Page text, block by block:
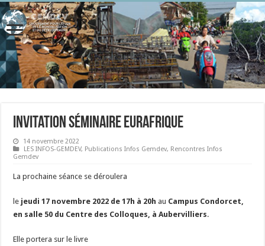
Invitation séminaire Eurafrique
14 novembre 2022
LES INFOS-GEMDEV, Publications Infos Gemdev, Rencontres Infos
Gemdev
La prochaine séance se déroulera
le jeudi 17 novembre 2022 de 17h à 20h au Campus Condorcet,
en salle 50 du Centre des Colloques, à Aubervilliers.
Elle portera sur le livre